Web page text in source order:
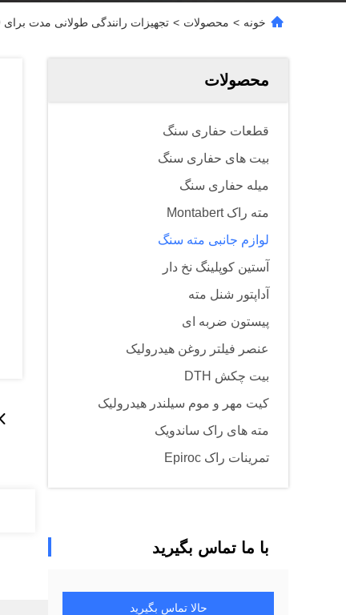
خونه > محصولات > تجهیزات رانندگی طولانی مدت برای Montabert HC 109 86313129
محصولات
قطعات حفاری سنگ
بیت های حفاری سنگ
میله حفاری سنگ
مته راک Montabert
لوازم جانبی مته سنگ
آستین کوپلینگ نخ دار
آداپتور شنل مته
پیستون ضربه ای
عنصر فیلتر روغن هیدرولیک
بیت چکش DTH
کیت مهر و موم سیلندر هیدرولیک
مته های راک ساندویک
تمرینات راک Epiroc
با ما تماس بگیرید
حالا تماس بگیرید